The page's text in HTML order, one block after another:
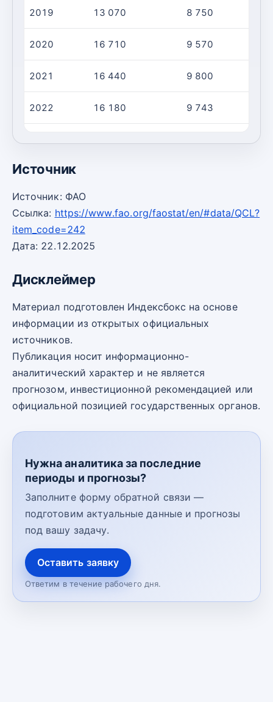
2019 13 070 8 750
2020 16 710 9 570
2021 16 440 9 800
2022 16 180 9 743
Источник
Источник: ФАО
Ссылка: https://www.fao.org/faostat/en/#data/QCL?
item_code=242
Дата: 22.12.2025
Дисклеймер
Материал подготовлен Индексбокс на основе
информации из открытых официальных
источников.
Публикация носит информационно-
аналитический характер и не является
прогнозом, инвестиционной рекомендацией или
официальной позицией государственных органов.
Нужна аналитика за последние
периоды и прогнозы?
Заполните форму обратной связи —
подготовим актуальные данные и прогнозы
под вашу задачу.
Оставить заявку
Ответим в течение рабочего дня.